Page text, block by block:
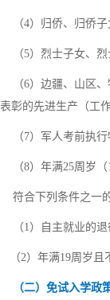
（4）归侨、归侨子
（5）烈士子女、烈
（6）边疆、山区、
表彰的先进生产（工作
（7）军人考前执行
（8）年满25周岁（
符合下列条件之一
（1）自主就业的退
（2）年满19周岁且
（二）免试入学政